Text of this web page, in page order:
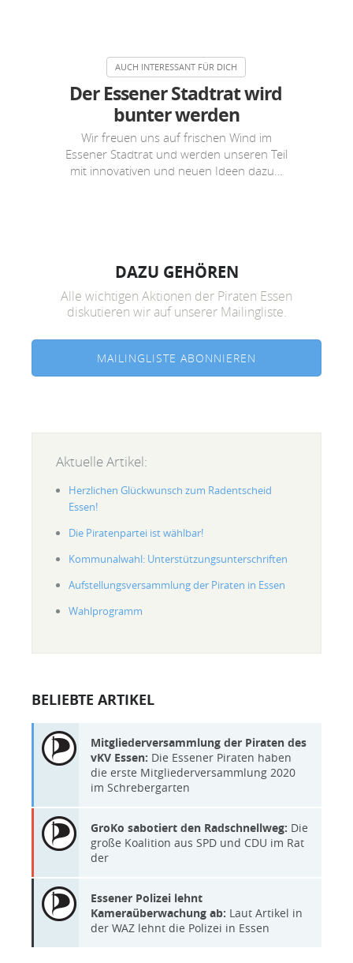
Der Essener Stadtrat wird
bunter werden
Wir freuen uns auf frischen Wind im
Essener Stadtrat und werden unseren Teil
mit innovativen und neuen Ideen dazu…
DAZU GEHÖREN
Alle wichtigen Aktionen der Piraten Essen
diskutieren wir auf unserer Mailingliste.
MAILINGLISTE ABONNIEREN
Aktuelle Artikel:
Herzlichen Glückwunsch zum Radentscheid
Essen!
Die Piratenpartei ist wählbar!
Kommunalwahl: Unterstützungsunterschriften
Aufstellungsversammlung der Piraten in Essen
Wahlprogramm
BELIEBTE ARTIKEL
Mitgliederversammlung der Piraten des
vKV Essen: Die Essener Piraten haben
die erste Mitgliederversammlung 2020
im Schrebergarten
GroKo sabotiert den Radschnellweg: Die
große Koalition aus SPD und CDU im Rat
der
Essener Polizei lehnt
Kameraüberwachung ab: Laut Artikel in
der WAZ lehnt die Polizei in Essen